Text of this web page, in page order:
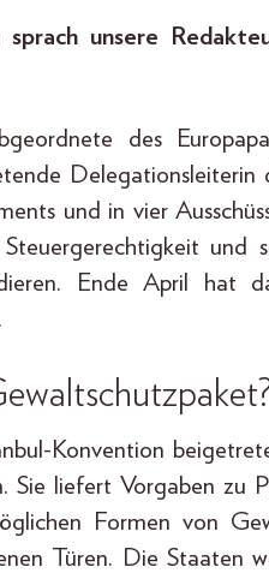
sprach unsere
des
Delegationsleiterin
und in vier
und
Ende April hat
Konvention
Sie liefert Vorgaben zu
Formen von
Türen. Die Staaten